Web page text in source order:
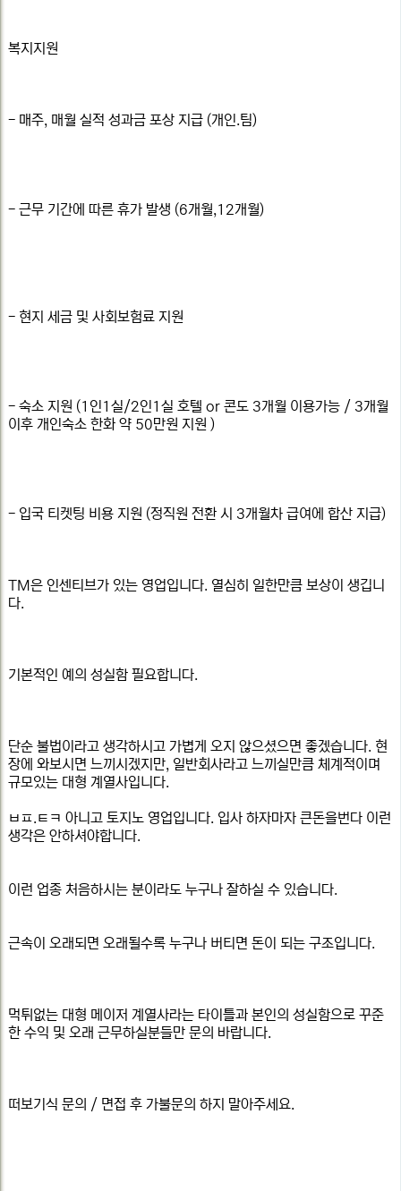
복지지원
- 매주, 매월 실적 성과금 포상 지급 (개인.팀)
- 근무 기간에 따른 휴가 발생 (6개월,12개월)
- 현지 세금 및 사회보험료 지원
- 숙소 지원 (1인1실/2인1실 호텔 or 콘도 3개월 이용가능 / 3개월
이후 개인숙소 한화 약 50만원 지원 )
- 입국 티켓팅 비용 지원 (정직원 전환 시 3개월차 급여에 합산 지급)
TM은 인센티브가 있는 영업입니다. 열심히 일한만큼 보상이 생깁니
다.
기본적인 예의 성실함 필요합니다.
단순 불법이라고 생각하시고 가볍게 오지 않으셨으면 좋겠습니다. 현
장에 와보시면 느끼시겠지만, 일반회사라고 느끼실만큼 체계적이며
규모있는 대형 계열사입니다.
ㅂㅍ.ㅌㅋ 아니고 토지노 영업입니다. 입사 하자마자 큰돈을번다 이런
생각은 안하셔야합니다.
이런 업종 처음하시는 분이라도 누구나 잘하실 수 있습니다.
근속이 오래되면 오래될수록 누구나 버티면 돈이 되는 구조입니다.
먹튀없는 대형 메이저 계열사라는 타이틀과 본인의 성실함으로 꾸준
한 수익 및 오래 근무하실분들만 문의 바랍니다.
떠보기식 문의 / 면접 후 가불문의 하지 말아주세요.